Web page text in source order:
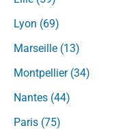
Lyon (69)
Marseille (13)
Montpellier (34)
Nantes (44)
Paris (75)